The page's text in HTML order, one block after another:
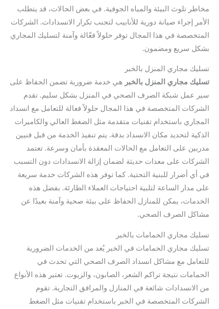
مخاطر تلوث البيئة والمياه الجوفية. في بعض الحالات، قد يتطلب
الأمر إجراء صيانة دورية للأنابيب لتجنب تكرار الانسدادات. الشركات
المتخصصة في هذا المجال توفر حلولاً فعّالة وآمنة لتسليك المجاري
بشكل سريع ومضمون.
تسليك مجاري المنزل بالخبر
تسليك مجاري المنزل بالخبر هي خدمة ضرورية تضمن الحفاظ على
سير عمل شبكة الصرف الصحي في المنزل بشكل سليم. تقدم
الشركات المتخصصة في هذا المجال حلولاً فعالة للتعامل مع انسداد
المجاري باستخدام تقنيات متقدمة مثل الضغط العالي والكاميرات
الذكية لتحديد مكان الانسداد بدقة. يتم تنفيذ الخدمة من قبل فنيين
مدربين على التعامل مع الحالات المعقدة بأمان وسرعة. تعتمد
الشركات على معدات حديثة لضمان إزالة الانسدادات دون التسبب
في أي أضرار للبنية التحتية. كما توفر هذه الشركات خدمة سريعة
على مدار الساعة لتلبية احتياجات العملاء الطارئة. بفضل هذه
الخدمات، يمكن للمنازل الحفاظ على بيئة صحية وآمنة بعيدًا عن
مشاكل الصرف الصحي.
تسليك مجاري الحمامات بالخبر
تسليك مجاري الحمامات في الخبر يُعد من الخدمات الضرورية
للتعامل مع مشاكل انسداد الصرف الصحي التي تحدث في
الحمامات نتيجة تراكم الشعر، الصابون، والزيوت. تعتبر هذه الأنواع
من الانسدادات شائعة في المنازل والمرافق التجارية. تقوم
الشركات المتخصصة في الخبر باستخدام تقنيات مثل الضغط